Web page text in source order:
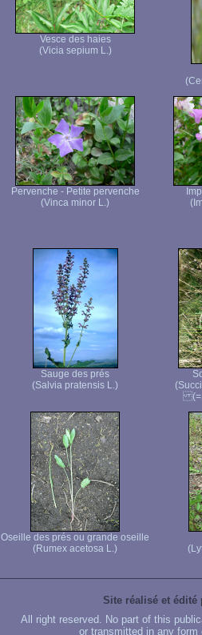
Vesce des haies
(Vicia sepium L.)
Pervenche - Petite pervenche
(Vinca minor L.)
Sauge des prés
(Salvia pratensis L.)
Oseille des prés ou grande oseille
(Rumex acetosa L.)
Site réalisé et édité
All right reserved. No part of this
or transmitted in any